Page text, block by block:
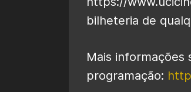
bilheteria de
Mais informações
programação: